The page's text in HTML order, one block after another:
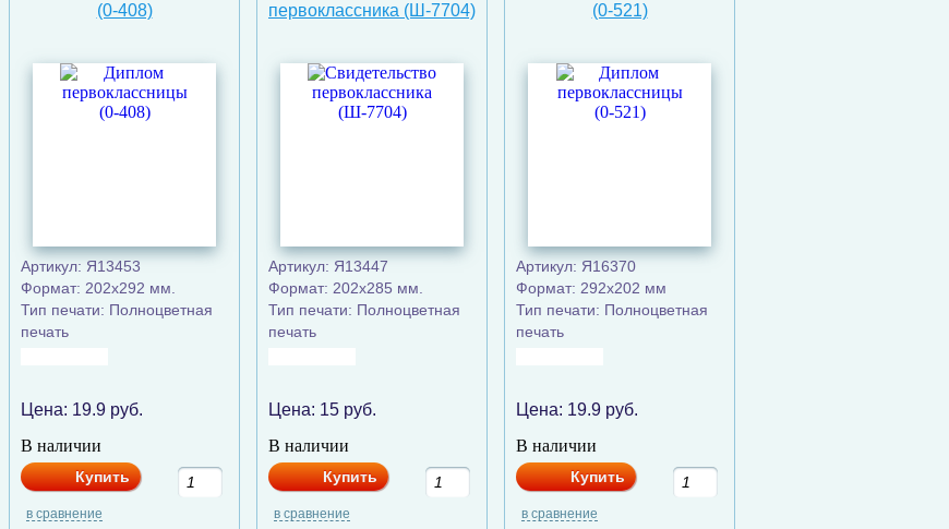
(0-408)
Артикул: Я13453
Формат: 202х292 мм.
Тип печати: Полноцветная
печать
Цена: 19.9 руб.
В наличии
Купить
в сравнение
первоклассника (Ш-7704)
Артикул: Я13447
Формат: 202х285 мм.
Тип печати: Полноцветная
печать
Цена: 15 руб.
В наличии
Купить
в сравнение
(0-521)
Артикул: Я16370
Формат: 292x202 мм
Тип печати: Полноцветная
печать
Цена: 19.9 руб.
В наличии
Купить
в сравнение